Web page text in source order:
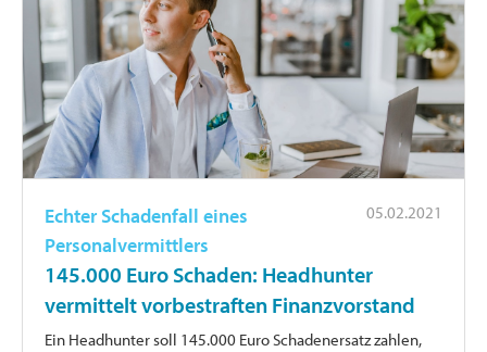
05.02.2021
Echter Schadenfall eines
Personalvermittlers
145.000 Euro Schaden: Headhunter
vermittelt vorbestraften Finanzvorstand
Ein Headhunter soll 145.000 Euro Schadenersatz zahlen,